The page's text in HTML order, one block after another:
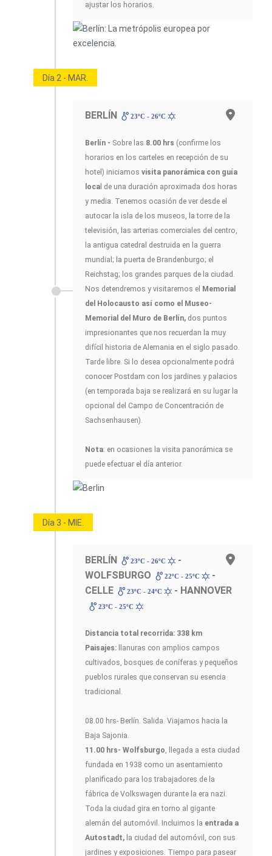
ajustar los horarios.
Día 2 - MAR.
BERLÍN 23ºC - 26ºC
Berlín - Sobre las 8.00 hrs (confirme los
horarios en los carteles en recepción de su
hotel) iniciamos visita panorámica con guía
loca l de una duración aproximada dos horas
y media. Tenemos ocasión de ver desde el
autocar la isla de los museos, la torre de la
televisión, las arterias comerciales del centro,
la antigua catedral destruida en la guerra
mundial; la puerta de Brandenburgo; el
Reichstag; los grandes parques de la ciudad.
Nos detendremos y visitaremos el Memorial
del Holocausto así como el Museo-
Memorial del Muro de Berlín, dos puntos
impresionantes que nos recuerdan la muy
difícil historia de Alemania en el siglo pasado.
Tarde libre. Si lo desea opcionalmente podrá
conocer Postdam con los jardines y palacios
(en temporada baja se realizará en su lugar la
opcional del Campo de Concentración de
Sachsenhausen).
Nota: en ocasiones la visita panorámica se
puede efectuar el día anterior.
Día 3 - MIE.
BERLÍN 23ºC - 26ºC
-
WOLFSBURGO
22ºC - 25ºC
-
CELLE
23ºC - 24ºC - HANNOVER
23ºC - 25ºC
Distancia total recorrida: 338 km
Paisajes: llanuras con amplios campos
cultivados, bosques de coníferas y pequeños
pueblos rurales que conservan su esencia
tradicional.
08.00 hrs- Berlín. Salida. Viajamos hacia la
Baja Sajonia.
11.00 hrs- Wolfsburgo, llegada a esta ciudad
fundada en 1938 como un asentamiento
planificado para los trabajadores de la
fábrica de Volkswagen durante la era nazi.
Toda la ciudad gira en torno al gigante
alemán del automóvil. Incluimos la entrada a
Autostadt, la ciudad del automóvil, con sus
jardines y exposiciones. Tiempo para pasear